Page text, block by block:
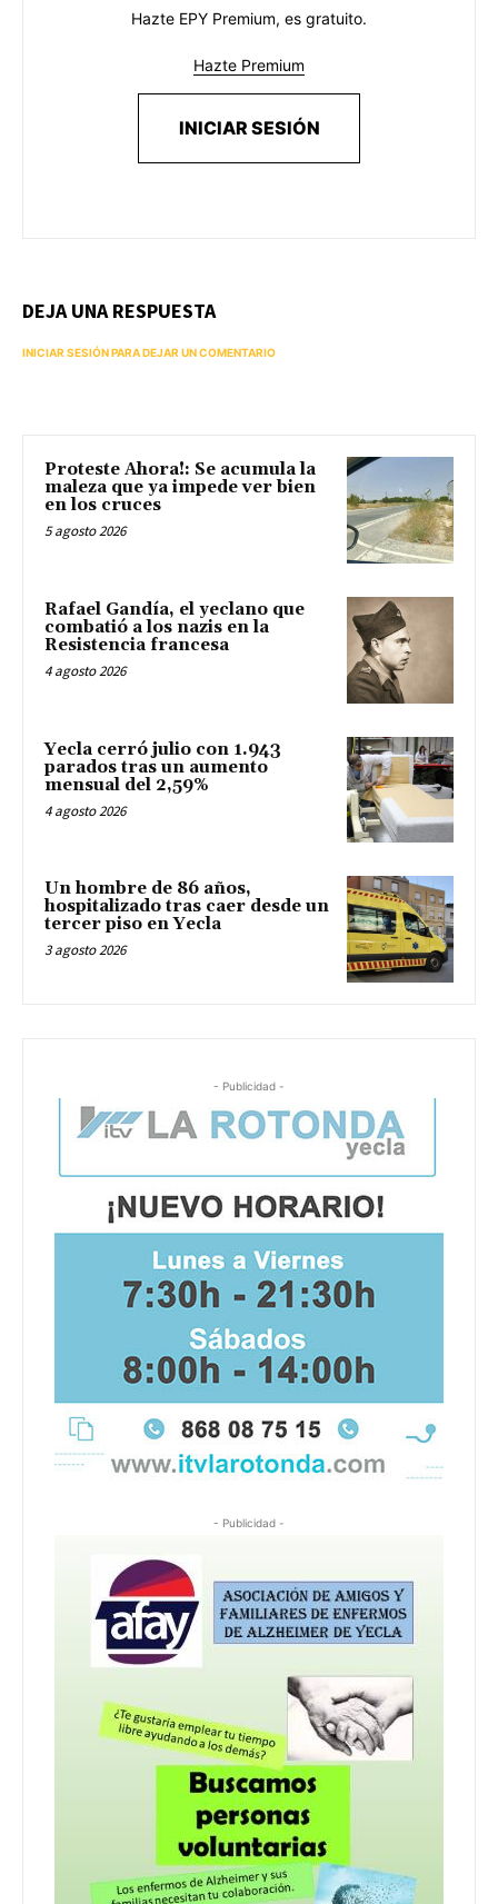
Hazte EPY Premium, es gratuito.
Hazte Premium
INICIAR SESIÓN
DEJA UNA RESPUESTA
INICIAR SESIÓN PARA DEJAR UN COMENTARIO
Proteste Ahora!: Se acumula la
maleza que ya impede ver bien
en los cruces
5 agosto 2026
Rafael Gandía, el yeclano que
combatió a los nazis en la
Resistencia francesa
4 agosto 2026
Yecla cerró julio con 1.943
parados tras un aumento
mensual del 2,59%
4 agosto 2026
Un hombre de 86 años,
hospitalizado tras caer desde un
tercer piso en Yecla
3 agosto 2026
- Publicidad -
- Publicidad -